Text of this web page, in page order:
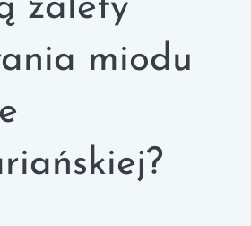
zalety
miodu